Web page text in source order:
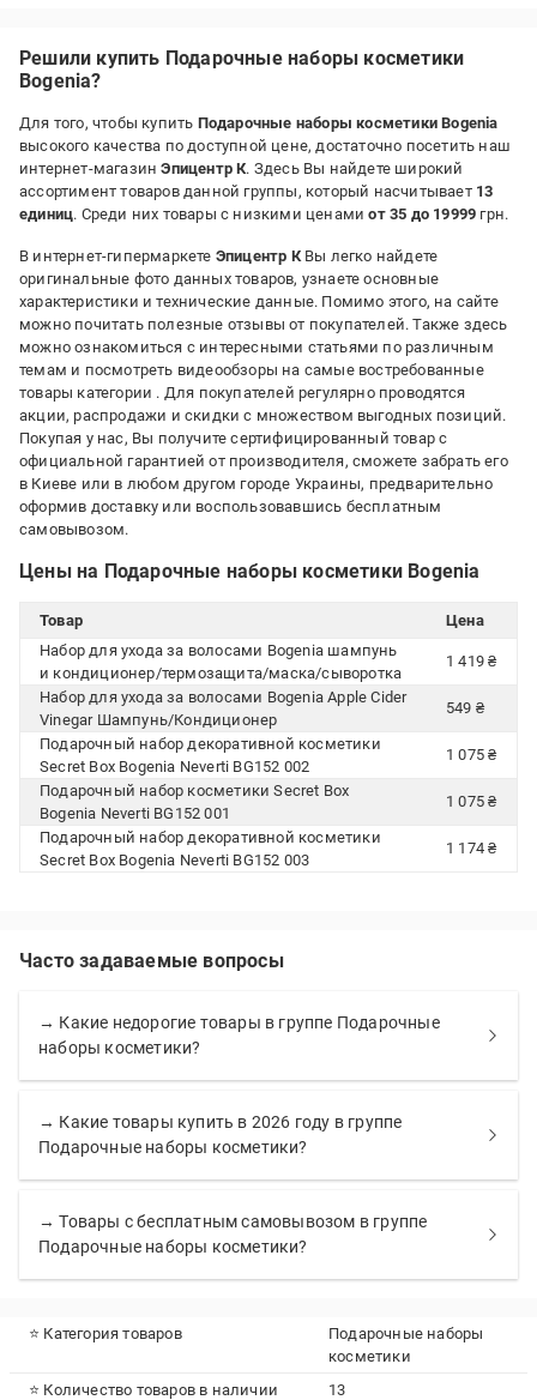
Решили купить Подарочные наборы косметики
Bogenia?
Для того, чтобы купить Подарочные наборы косметики Bogenia
высокого качества по доступной цене, достаточно посетить наш
интернет-магазинЭпицентр К. Здесь Вы найдете широкий
ассортимент товаров данной группы, который насчитывает 13
единиц. Среди них товары с низкими ценамиот 35 до 19999 грн.
В интернет-гипермаркете Эпицентр КВы легко найдете
оригинальные фото данных товаров, узнаете основные
характеристики и технические данные. Помимо этого, на сайте
можно почитать полезные отзывы от покупателей. Также здесь
можно ознакомиться с интересными статьями по различным
темам и посмотреть видеообзоры на самые востребованные
товары категории . Для покупателей регулярно проводятся
акции, распродажи и скидки с множеством выгодных позиций.
Покупая у нас, Вы получите сертифицированный товар с
официальной гарантией от производителя, сможете забрать его
в Киеве или в любом другом городе Украины, предварительно
оформив доставку или воспользовавшись бесплатным
самовывозом.
Цены на Подарочные наборы косметики Bogenia
Товар
Цена
Набор для ухода за волосами Bogenia шампунь
и кондиционер/термозащита/маска/сыворотка
1 419 ₴
Набор для ухода за волосами Bogenia Apple Cider
Vinegar Шампунь/Кондиционер
549 ₴
Подарочный набор декоративной косметики
Secret Box Bogenia Neverti BG152 002
1 075 ₴
Подарочный набор косметики Secret Box
Bogenia Neverti BG152 001
1 075 ₴
Подарочный набор декоративной косметики
Secret Box Bogenia Neverti BG152 003
1 174 ₴
Часто задаваемые вопросы
→ Какие недорогие товары в группе Подарочные
наборы косметики?
→ Какие товары купить в 2026 году в группе
Подарочные наборы косметики?
→ Товары с бесплатным самовывозом в группе
Подарочные наборы косметики?
⭐ Категория товаров
Подарочные наборы
косметики
⭐ Количество товаров в наличии
13